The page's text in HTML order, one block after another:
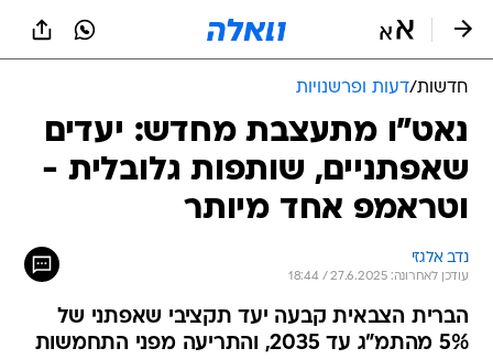
חדשות/דעות ופרשנויות
נאט"ו מתעצבת מחדש: יעדים
שאפתניים, שותפות גלובלית -
וטראמפ אחד מיותר
נדב אלגזי
עודכן לאחרונה: 27.6.2025 / 18:44
הברית הצבאית קבעה יעד תקציבי שאפתני של
5% מהתמ"ג עד 2035, והתריעה מפני התחמשות